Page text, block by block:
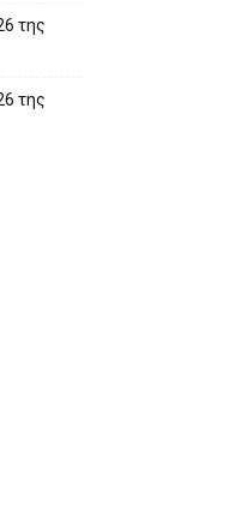
της
της